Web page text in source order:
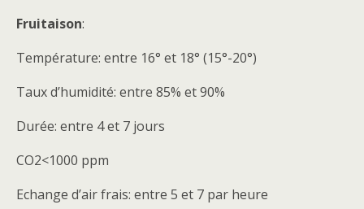
Fruitaison:
Température: entre 16° et 18° (15°-20°)
Taux d’humidité: entre 85% et 90%
Durée: entre 4 et 7 jours
CO2<1000 ppm
Echange d’air frais: entre 5 et 7 par heure